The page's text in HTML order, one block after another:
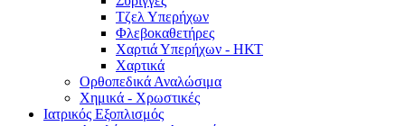
Τζελ Υπερήχων
Φλεβοκαθετήρες
Χαρτιά Υπερήχων - ΗΚΤ
Χαρτικά
Ορθοπεδικά Αναλώσιμα
Χημικά - Χρωστικές
Ιατρικός Εξοπλισμός